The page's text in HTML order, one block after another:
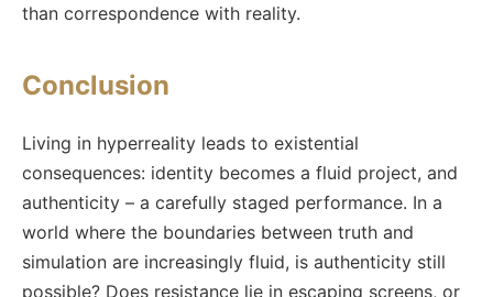
than correspondence with reality.
Conclusion
Living in hyperreality leads to existential
consequences: identity becomes a fluid project, and
authenticity – a carefully staged performance. In a
world where the boundaries between truth and
simulation are increasingly fluid, is authenticity still
possible? Does resistance lie in escaping screens, or